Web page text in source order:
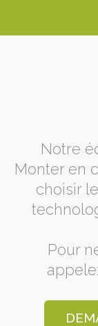
Notre
Monter en
choisir
Pour